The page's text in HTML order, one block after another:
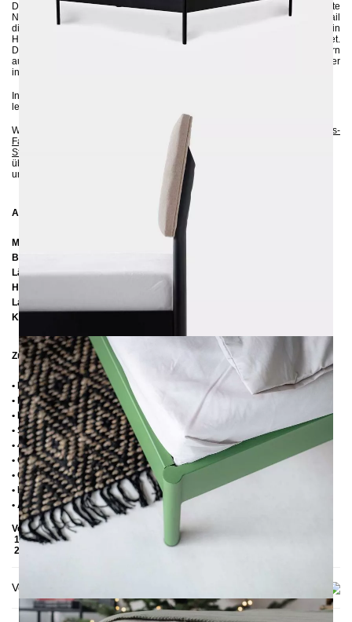
Das Kopfteil besticht durch seine schlichte, zeitgemäße Form und die sanfte
Neigung nach hinten, die zum gemütlichen Relaxen einlädt. Jedes Detail
dieses wunderschönen Möbelstücks wird aus hochwertigem Stahl in
Handarbeit gefertigt und anschließend umweltschonend pulverbeschichtet.
Diese erstklassige Verarbeitung sorgt nicht nur für Langlebigkeit, sondern
auch für einen zeitlosen Stil, der sich harmonisch in jedes Schlafzimmer
integriert.
Investieren Sie in das Metallbett ATROX Fibra 140x200 und genießen Sie
lebenslangen Komfort gepaart mit unvergleichlicher Eleganz.
Wenn Sie sich bezüglich der Farbe unsicher sind, können Sie bis zu 5
Gratis-
Farbproben
anfordern :-). Sie können auch gerne zusätzlich bis zu 5
Stoffmuster
bestellen, um sich von der Qualität und dem Aussehen zu
überzeugen. Auf diese Weise können Sie prüfen, ob die Farben des Metalls
und des Stoffs perfekt zu Ihrer Einrichtung passen.
Abmessungen
Matratzengrö0ße: 140 x 200 cm
Breite:
Länge:209 cm / 219 cm / 229 cm
Höhe: 92 cm
Lattenrostabsenkung: 14 cm
Kopfteilhöhe: 32 cm
Zusätzliche Informationen
• Handmade
• Pulverbeschichtet
• Fußstopfen aus Kunststoff
• Seitenablagen für Lattenrost 2,8 cm
• 4 cm breite Mitteltraverse mit Stützfuß
• Ohne Matratze
• Ohne Lattenrost
• Lieferzustand: Zerlegt (in 2 Kartons)
• Andere RAL-Farben auf Anfrage möglich
Verpackungsdetails
1. Karton: 210x80x2030 mm, ≈ 25 kg
2. Karton: 1700x1050x130 mm, ≈ 30 kg
Versand & Lieferung